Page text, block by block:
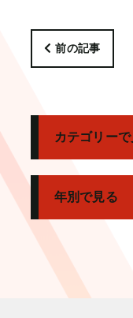
前の記事
カテゴリーで
年別で見る